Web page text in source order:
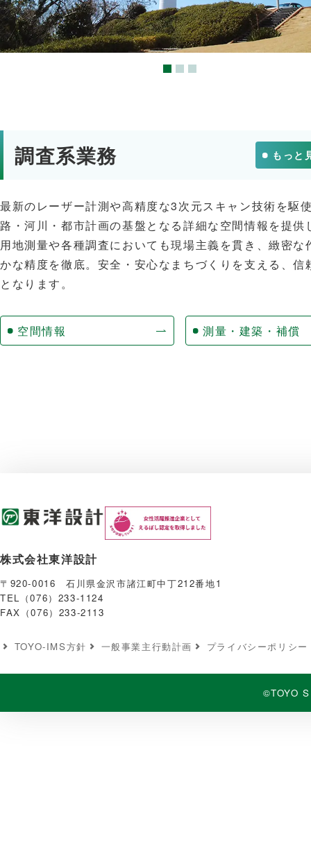
調査系業務 もっと
最新のレーザー計測や高精度な3次元スキャン技術を駆
路・河川・都市計画の基盤となる詳細な空間情報を提供
用地測量や各種調査においても現場主義を貫き、緻密な
かな精度を徹底。安全・安心なまちづくりを支える、信
となります。
空間情報 測量・建築・補償
株式会社東洋設計
〒920-0016 石川県金沢市諸江町中丁212番地1
TEL（076）233-1124
FAX（076）233-2113
TOYO-IMS⽅針 ⼀般事業主⾏動計画 プライバシーポリシー
©TOYO